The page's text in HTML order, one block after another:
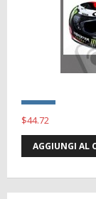
$44.72
AGGIUNGI AL